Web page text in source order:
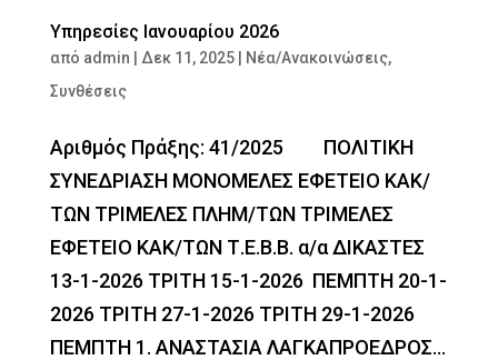
Υπηρεσίες Ιανουαρίου 2026
από admin Δεκ 11, 2025| Νέα/Ανακοινώσεις,
Συνθέσεις
Αριθμός Πράξης: 41/2025 ΠΟΛΙΤΙΚΗ
ΣΥΝΕΔΡΙΑΣΗ ΜΟΝΟΜΕΛΕΣ ΕΦΕΤΕΙΟ ΚΑΚ/
ΤΩΝ ΤΡΙΜΕΛΕΣ ΠΛΗΜ/ΤΩΝ ΤΡΙΜΕΛΕΣ
ΕΦΕΤΕΙΟ ΚΑΚ/ΤΩΝ Τ.Ε.Β.Β. α/α ΔΙΚΑΣΤΕΣ
13-1-2026 ΤΡΙΤΗ 15-1-2026 ΠΕΜΠΤΗ 20-1-
2026 ΤΡΙΤΗ 27-1-2026 ΤΡΙΤΗ 29-1-2026
ΠΕΜΠΤΗ 1. ΑΝΑΣΤΑΣΙΑ ΛΑΓΚΑΠΡΟΕΔΡΟΣ...